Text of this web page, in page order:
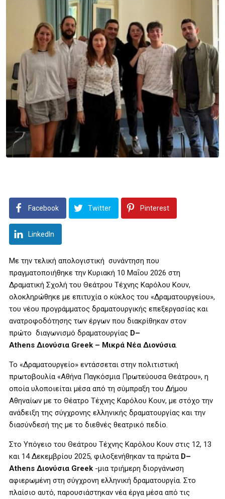
Facebook Twitter Pinterest
LinkedIn
Με την τελική απολογιστική συνάντηση που
πραγματοποιήθηκε την Κυριακή 10 Μαΐου 2026 στη
Δραματική Σχολή του Θεάτρου Τέχνης Καρόλου Κουν,
ολοκληρώθηκε με επιτυχία ο κύκλος του «Δραματουργείου»,
του νέου προγράμματος δραματουργικής επεξεργασίας και
ανατροφοδότησης των έργων που διακρίθηκαν στον
πρώτο διαγωνισμό δραματουργίας D–
Athens Διονύσια Greek – Μικρά Νέα Διονύσια.
Το «Δραματουργείο» εντάσσεται στην πολιτιστική
πρωτοβουλία «Αθήνα Παγκόσμια Πρωτεύουσα Θεάτρου», η
οποία υλοποιείται μέσα από τη σύμπραξη του Δήμου
Αθηναίων με το Θέατρο Τέχνης Καρόλου Κουν, με στόχο την
ανάδειξη της σύγχρονης ελληνικής δραματουργίας και την
διασύνδεσή της με το διεθνές θεατρικό πεδίο.
Στο Υπόγειο του Θεάτρου Τέχνης Καρόλου Κουν στις 12, 13
και 14 Δεκεμβρίου 2025, φιλοξενήθηκαν τα πρώτα D–
Athens Διονύσια Greek -μια τριήμερη διοργάνωση
αφιερωμένη στη σύγχρονη ελληνική δραματουργία. Στο
πλαίσιο αυτό, παρουσιάστηκαν νέα έργα μέσα από τις